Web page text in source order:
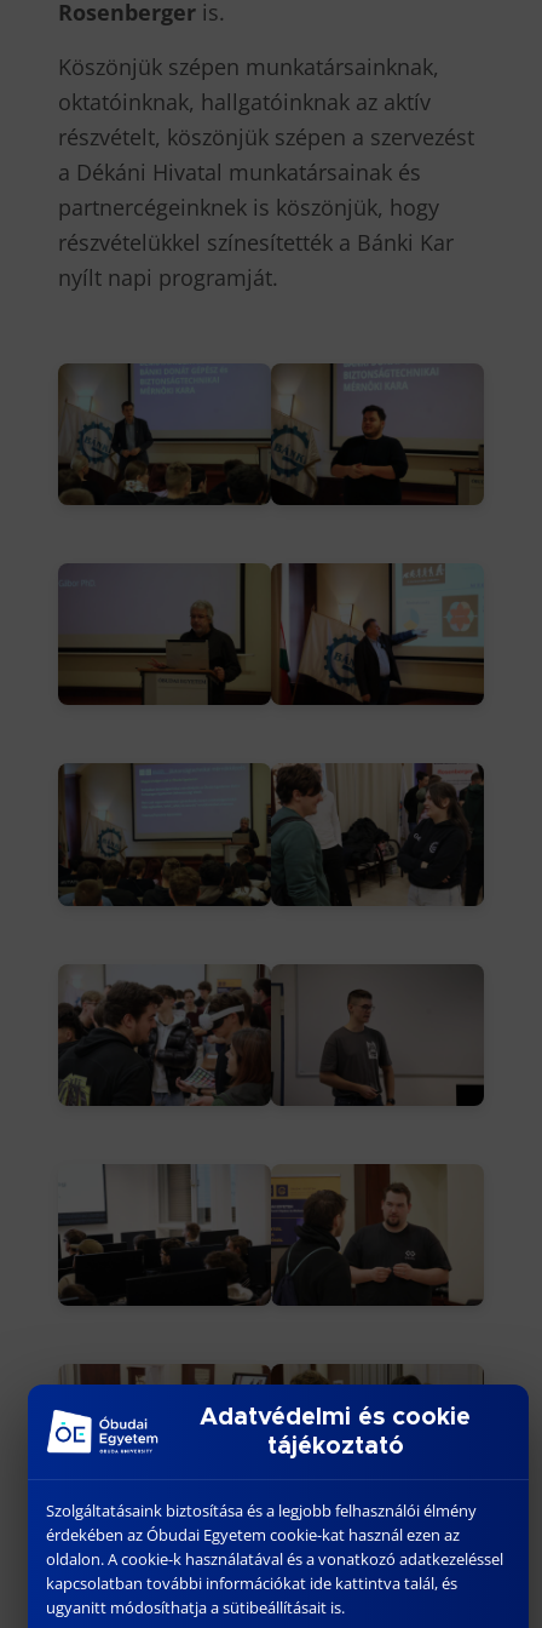
Rosenberger is.
Köszönjük szépen munkatársainknak,
oktatóinknak, hallgatóinknak az aktív
részvételt, köszönjük szépen a szervezést
a Dékáni Hivatal munkatársainak és
partnercégeinknek is köszönjük, hogy
részvételükkel színesítették a Bánki Kar
nyílt napi programját.
Adatvédelmi és cookie
tájékoztató
Szolgáltatásaink biztosítása és a legjobb felhasználói élmény
érdekében az Óbudai Egyetem cookie-kat használ ezen az
oldalon. A cookie-k használatával és a vonatkozó adatkezeléssel
kapcsolatban további információkat ide kattintva talál, és
ugyanitt módosíthatja a sütibeállításait is.